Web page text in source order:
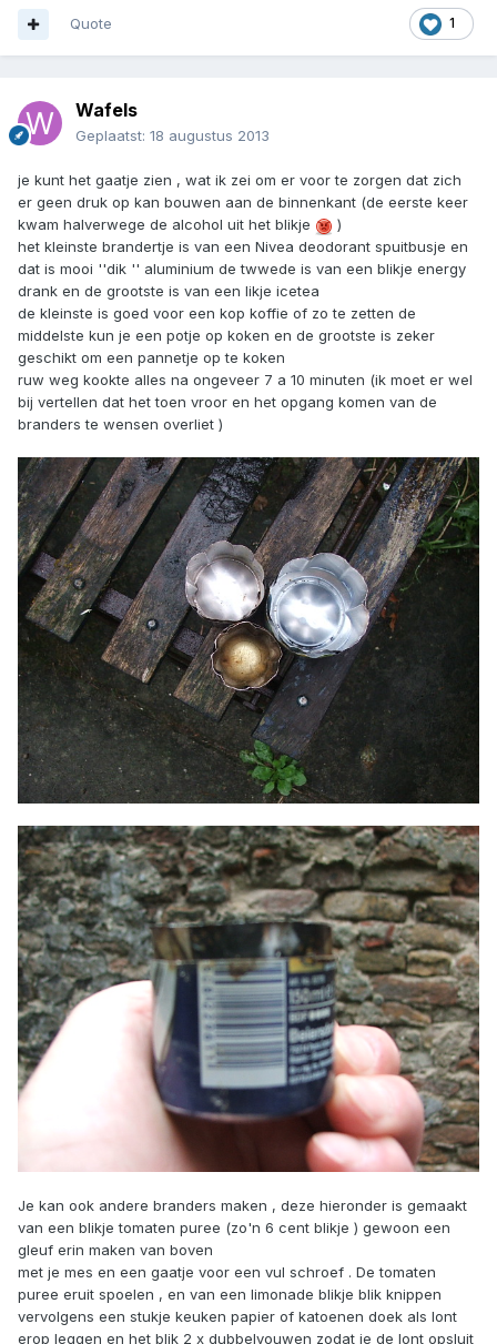
1
Quote
Wafels
Geplaatst: 18 augustus 2013
je kunt het gaatje zien , wat ik zei om er voor te zorgen dat zich
er geen druk op kan bouwen aan de binnenkant (de eerste keer
kwam halverwege de alcohol uit het blikje
)
het kleinste brandertje is van een Nivea deodorant spuitbusje en
dat is mooi ''dik '' aluminium de twwede is van een blikje energy
drank en de grootste is van een likje icetea
de kleinste is goed voor een kop koffie of zo te zetten de
middelste kun je een potje op koken en de grootste is zeker
geschikt om een pannetje op te koken
ruw weg kookte alles na ongeveer 7 a 10 minuten (ik moet er wel
bij vertellen dat het toen vroor en het opgang komen van de
branders te wensen overliet )
Je kan ook andere branders maken , deze hieronder is gemaakt
van een blikje tomaten puree (zo'n 6 cent blikje ) gewoon een
gleuf erin maken van boven
met je mes en een gaatje voor een vul schroef . De tomaten
puree eruit spoelen , en van een limonade blikje blik knippen
vervolgens een stukje keuken papier of katoenen doek als lont
erop leggen en het blik 2 x dubbelvouwen zodat je de lont opsluit